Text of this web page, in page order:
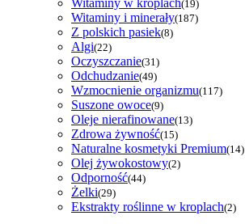
Witaminy w kroplach(19)
Witaminy i minerały(187)
Z polskich pasiek(8)
Algi(22)
Oczyszczanie(31)
Odchudzanie(49)
Wzmocnienie organizmu(117)
Suszone owoce(9)
Oleje nierafinowane(13)
Zdrowa żywność(15)
Naturalne kosmetyki Premium(14)
Olej żywokostowy(2)
Odporność(44)
Żelki(29)
Ekstrakty roślinne w kroplach(2)